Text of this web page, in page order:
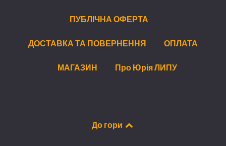
ПУБЛІЧНА ОФЕРТА
ДОСТАВКА ТА ПОВЕРНЕННЯ ОПЛАТА
МАГАЗИН Про Юрія ЛИПУ
До гори